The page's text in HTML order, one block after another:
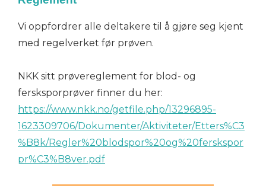
Vi oppfordrer alle deltakere til å gjøre seg kjent
med regelverket før prøven.
NKK sitt prøvereglement for blod- og
fersksporprøver finner du her:
https://www.nkk.no/getfile.php/13296895-
1623309706/Dokumenter/Aktiviteter/Etters%C3
%B8k/Regler%20blodspor%20og%20ferskspor
pr%C3%B8ver.pdf